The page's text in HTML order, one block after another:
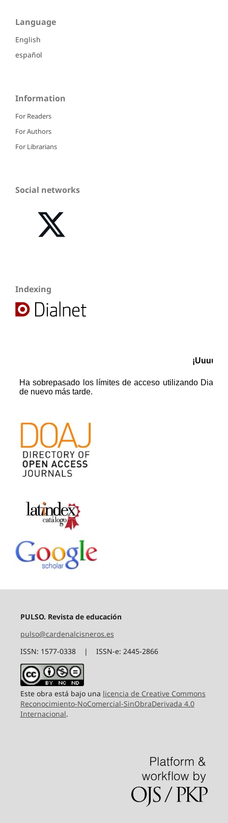
Language
English
español
Information
For Readers
For Authors
For Librarians
Social networks
Indexing
PULSO. Revista de educación
pulso@cardenalcisneros.es
ISSN: 1577-0338 | ISSN-e: 2445-2866
Este obra está bajo una licencia de Creative Commons
Reconocimiento-NoComercial-SinObraDerivada 4.0
Internacional.